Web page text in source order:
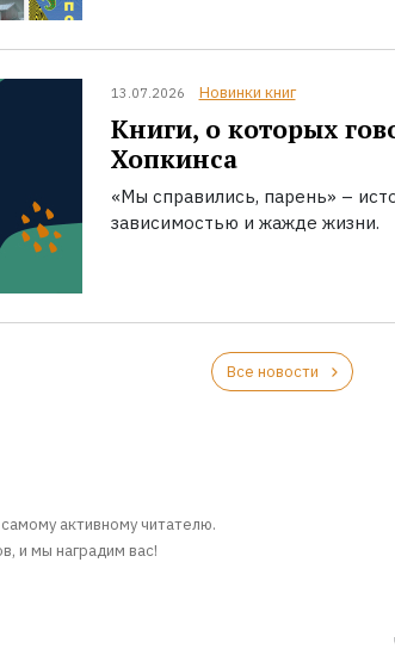
13.07.2026 Новинки книг
Книги, о которых
Хопкинса
«Мы справились, парень» –
зависимостью и жажде жизни.
Все новости
активному читателю.
и мы наградим вас!